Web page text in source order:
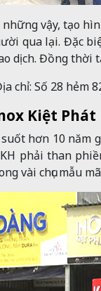
những vậy, tạo
qua lại. Đặc
dịch. Đồng thời t
chỉ: Số 28 hẻm
Kiệt Phát
hơn 10 năm
phải than
vài chục mẫu